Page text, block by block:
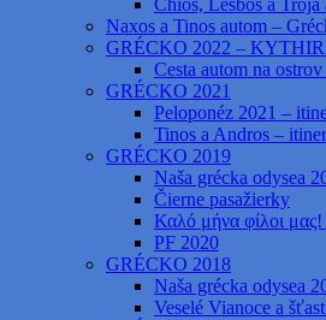
Chios, Lesbos a Trója
Naxos a Tinos autom –
GRÉCKO 2022 –
Cesta autom na
GRÉCKO 2021
Peloponéz 2021 –
Tinos a Andros –
GRÉCKO 2019
Naša grécka odysea
Čierne pasažierky
Καλό μήνα φίλοι
PF 2020
GRÉCKO 2018
Naša grécka odysea
Veselé Vianoce a